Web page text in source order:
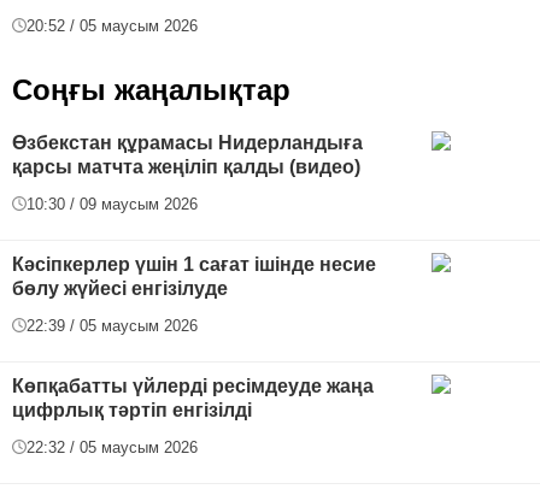
20:52 / 05 маусым 2026
Соңғы жаңалықтар
Өзбекстан құрамасы Нидерландыға
қарсы матчта жеңіліп қалды (видео)
10:30 / 09 маусым 2026
Кәсіпкерлер үшін 1 сағат ішінде несие
бөлу жүйесі енгізілуде
22:39 / 05 маусым 2026
Көпқабатты үйлерді ресімдеуде жаңа
цифрлық тәртіп енгізілді
22:32 / 05 маусым 2026